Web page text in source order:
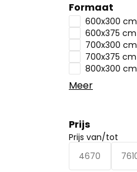
Formaat
600x300 cm
600x375 cm
700x300 cm
700x375 cm
800x300 cm
Meer
Prijs
Prijs van/tot